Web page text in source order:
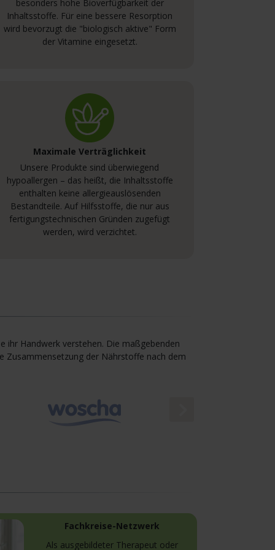
besonders hohe Bioverfügbarkeit der
Inhaltsstoffe. Für eine bessere Resorption
wird bevorzugt die "biologisch aktive" Form
der Vitamine eingesetzt.
Maximale Verträglichkeit
Unsere Produkte sind überwiegend
hypoallergen – das heißt, die Inhaltsstoffe
enthalten keine allergieauslösenden
Bestandteile. Auf Hilfsstoffe, die nur aus
fertigungstechnischen Gründen zugefügt
werden, wird verzichtet.
ihr Handwerk verstehen. Die maßgebenden
Zusammensetzung der Nährstoffe nach dem
Fachkreise-Netzwerk
Als ausgebildeter Therapeut oder